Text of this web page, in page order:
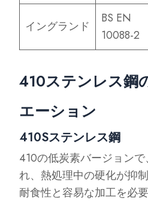
イングランド
BS EN
10088-2
410ステンレス鋼
エーション
410Sステンレス鋼
410の低炭素バージョン
れ、熱処理中の硬化が抑
耐食性と容易な加工を必